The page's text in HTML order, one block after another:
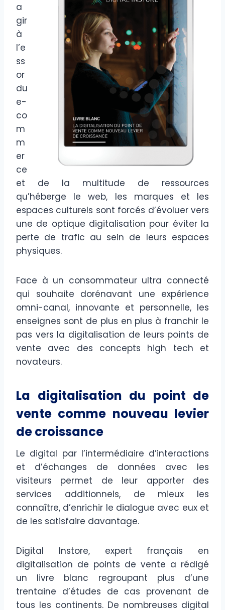
a
gir
à
l’e
ss
or
du
e-
co
m
m
er
ce
et de la multitude de ressources
qu’héberge le web, les marques et les
espaces culturels sont forcés d’évoluer vers
une de optique digitalisation pour éviter la
perte de trafic au sein de leurs espaces
physiques.
Face à un consommateur ultra connecté
qui souhaite dorénavant une expérience
omni-canal, innovante et personnelle, les
enseignes sont de plus en plus à franchir le
pas vers la digitalisation de leurs points de
vente avec des concepts high tech et
novateurs.
La digitalisation du point de
vente comme nouveau levier
de croissance
Le digital par l’intermédiaire d’interactions
et d’échanges de données avec les
visiteurs permet de leur apporter des
services additionnels, de mieux les
connaître, d’enrichir le dialogue avec eux et
de les satisfaire davantage.
Digital Instore, expert français en
digitalisation de points de vente a rédigé
un livre blanc regroupant plus d’une
trentaine d’études de cas provenant de
tous les continents. De nombreuses digital